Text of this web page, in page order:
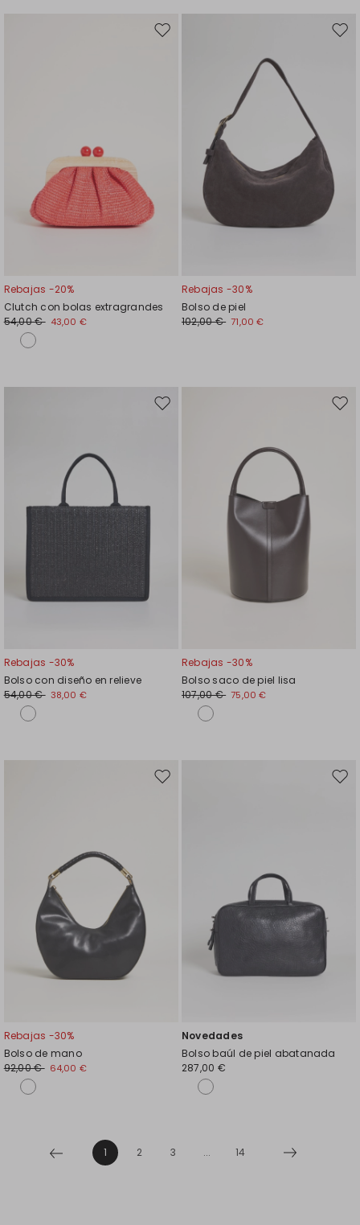
Mover
Rebajas -20%
Clutch con bolas extragrandes
54,00 € 43,00 €
Rebajas -30%
Bolso de piel
102,00 € 71,00 €
Mover
Rebajas -30%
Bolso con diseño en relieve
54,00 € 38,00 €
Rebajas -30%
Bolso saco de piel lisa
107,00 € 75,00 €
Mover
Rebajas -30%
Bolso de mano
92,00 € 64,00 €
Novedades
Bolso baúl de piel abatanada
287,00 €
1 2 3 ... 14